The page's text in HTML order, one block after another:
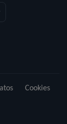
Cookies